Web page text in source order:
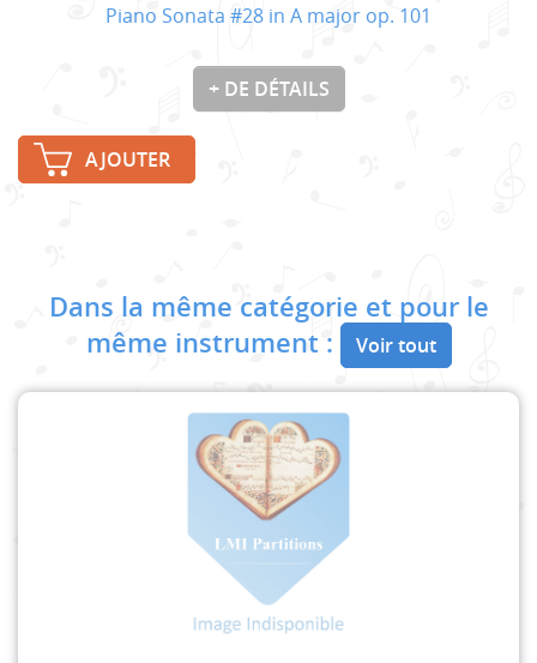
Piano Sonata #28 in A major op. 101
+ DE DÉTAILS
AJOUTER
Dans la même catégorie et pour le
même instrument :
Voir tout